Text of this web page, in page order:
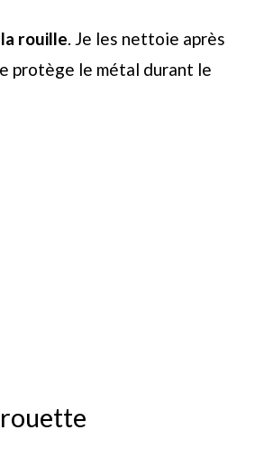
rouille. Je les nettoie après
protège le métal durant le